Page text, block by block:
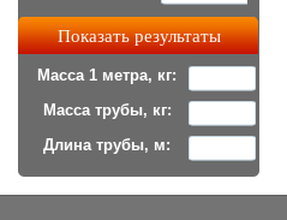
Масса 1 метра, кг:
Масса трубы, кг:
Длина трубы, м: